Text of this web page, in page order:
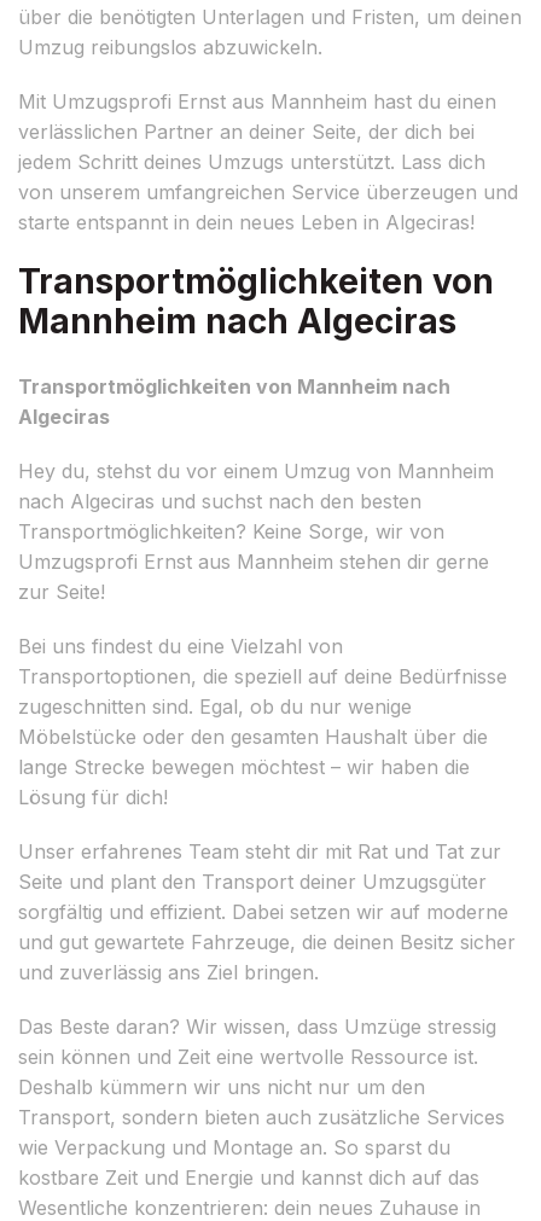
über die benötigten Unterlagen und Fristen, um deinen
Umzug reibungslos abzuwickeln.
Mit Umzugsprofi Ernst aus Mannheim hast du einen
verlässlichen Partner an deiner Seite, der dich bei
jedem Schritt deines Umzugs unterstützt. Lass dich
von unserem umfangreichen Service überzeugen und
starte entspannt in dein neues Leben in Algeciras!
Transportmöglichkeiten von
Mannheim nach Algeciras
Transportmöglichkeiten von Mannheim nach
Algeciras
Hey du, stehst du vor einem Umzug von Mannheim
nach Algeciras und suchst nach den besten
Transportmöglichkeiten? Keine Sorge, wir von
Umzugsprofi Ernst aus Mannheim stehen dir gerne
zur Seite!
Bei uns findest du eine Vielzahl von
Transportoptionen, die speziell auf deine Bedürfnisse
zugeschnitten sind. Egal, ob du nur wenige
Möbelstücke oder den gesamten Haushalt über die
lange Strecke bewegen möchtest – wir haben die
Lösung für dich!
Unser erfahrenes Team steht dir mit Rat und Tat zur
Seite und plant den Transport deiner Umzugsgüter
sorgfältig und effizient. Dabei setzen wir auf moderne
und gut gewartete Fahrzeuge, die deinen Besitz sicher
und zuverlässig ans Ziel bringen.
Das Beste daran? Wir wissen, dass Umzüge stressig
sein können und Zeit eine wertvolle Ressource ist.
Deshalb kümmern wir uns nicht nur um den
Transport, sondern bieten auch zusätzliche Services
wie Verpackung und Montage an. So sparst du
kostbare Zeit und Energie und kannst dich auf das
Wesentliche konzentrieren: dein neues Zuhause in